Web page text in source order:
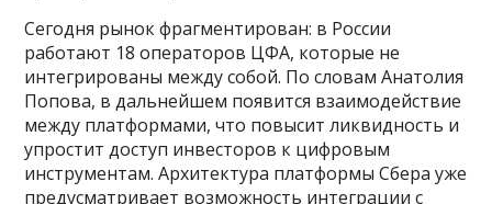
Сегодня рынок фрагментирован: в России
работают 18 операторов ЦФА, которые не
интегрированы между собой. По словам Анатолия
Попова, в дальнейшем появится взаимодействие
между платформами, что повысит ликвидность и
упростит доступ инвесторов к цифровым
инструментам. Архитектура платформы Сбера уже
предусматривает возможность интеграции с